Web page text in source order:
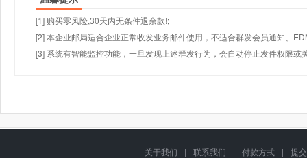
[1] 购买零风险,30天内无条件退余款!;
[2] 本企业邮局适合企业正常收发业务邮件使用，不适合群发会员通知、
[3] 系统有智能监控功能，一旦发现上述群发行为，会自动停止发件权限或
关于我们 | 联系我们 | 付款方式 |
提